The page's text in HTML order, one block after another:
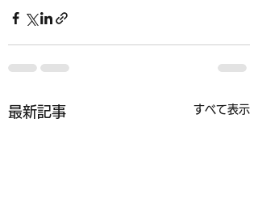
最新記事 すべて表示